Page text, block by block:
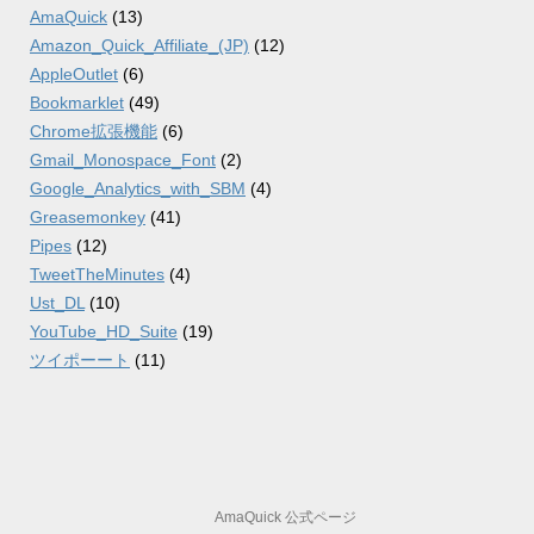
AmaQuick (13)
Amazon_Quick_Affiliate_(JP) (12)
AppleOutlet (6)
Bookmarklet (49)
Chrome拡張機能 (6)
Gmail_Monospace_Font (2)
Google_Analytics_with_SBM (4)
Greasemonkey (41)
Pipes (12)
TweetTheMinutes (4)
Ust_DL (10)
YouTube_HD_Suite (19)
ツイポーート (11)
AmaQuick 公式ページ